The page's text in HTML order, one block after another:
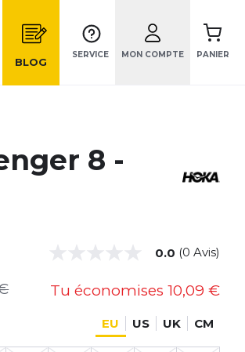
BLOG
SERVICE MON COMPTE PANIER
8 -
0.0 (0 Avis)
Tu économises 10,09 €
EU US UK CM